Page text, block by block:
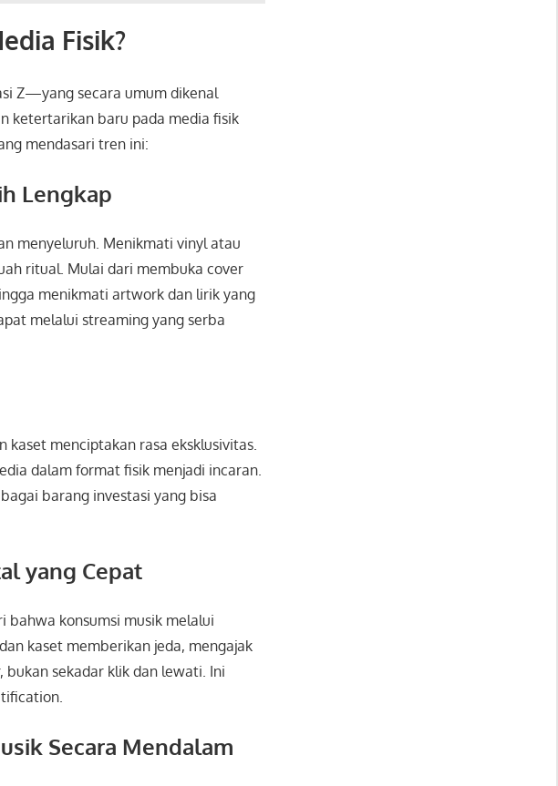
Fisik?
Z—yang secara umum dikenal
ketertarikan baru pada media fisik
mendasari tren ini:
Lengkap
menyeluruh. Menikmati vinyl atau
ritual. Mulai dari membuka cover
menikmati artwork dan lirik yang
melalui streaming yang serba
kaset menciptakan rasa eksklusivitas.
dalam format fisik menjadi incaran.
barang investasi yang bisa
yang Cepat
bahwa konsumsi musik melalui
kaset memberikan jeda, mengajak
sekadar klik dan lewati. Ini
Secara Mendalam